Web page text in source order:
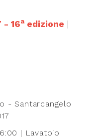
- 16a edizione |
- Santarcangelo
| Lavatoio